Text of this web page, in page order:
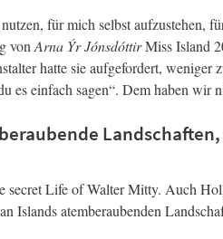
für mich selbst aufzustehen,
von Arna Ýr JónsdóttirMiss Island
hatte sie aufgefordert, weniger
es einfach sagen“. Dem haben wir
secret Life of Walter Mitty. Auch
Islands atemberaubenden